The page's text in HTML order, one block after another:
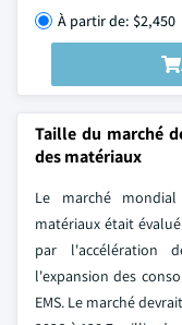
À partir de: $2,450
Taille du marché
des matériaux
Le marché
matériaux était
par l'accélération
l'expansion des
EMS. Le marché